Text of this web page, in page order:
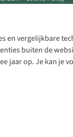
vergelijkbare
buiten de
jaar op. Je kan je